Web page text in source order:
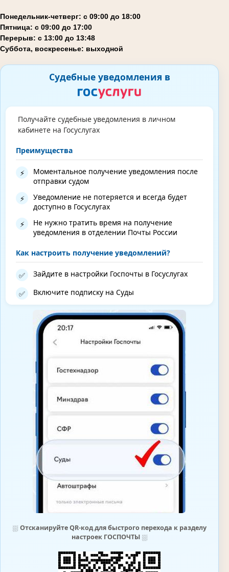
Понедельник-четверг: с 09:00 до 18:00
Пятница: с 09:00 до 17:00
Перерыв: с 13:00 до 13:48
Суббота, воскресенье: выходной
Судебные уведомления в
Получайте судебные уведомления в личном
кабинете на Госуслугах
Преимущества
⚡
Моментальное получение уведомления после
отправки судом
⚡
Уведомление не потеряется и всегда будет
доступно в Госуслугах
⚡
Не нужно тратить время на получение
уведомления в отделении Почты России
Как настроить получение уведомлений?
✅ Зайдите в настройки Госпочты в Госуслугах
✅ Включите подписку на Суды
⛆ Отсканируйте QR-код для быстрого перехода к разделу
настроек ГОСПОЧТЫ⛆